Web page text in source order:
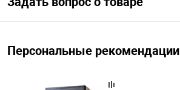
Персональные рекомендации